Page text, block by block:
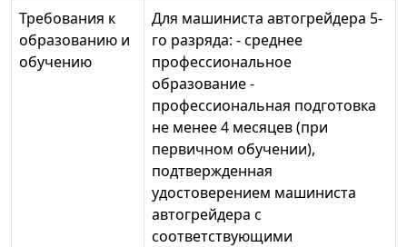
Требования к
образованию и
обучению
Для машиниста автогрейдера 5-
го разряда: - среднее
профессиональное
образование -
профессиональная подготовка
не менее 4 месяцев (при
первичном обучении),
подтвержденная
удостоверением машиниста
автогрейдера с
соответствующими